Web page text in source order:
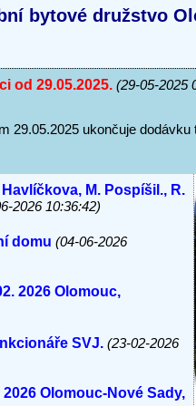
bytové družstvo
od 29.05.2025. (29-05-2025
ukončuje dodávku
M. Pospíšil., R.
2026 10:36:42)
domu (04-06-2026
2026 Olomouc,
SVJ. (23-02-2026
Olomouc-Nové Sady,